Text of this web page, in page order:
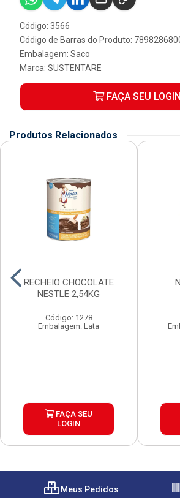
Código: 3566
Código de Barras do Produto:
Embalagem: Saco
Marca: SUSTENTARE
FAÇA SEU LOGIN
Produtos Relacionados
RECHEIO CHOCOLATE
NESTLE 2,54KG
Código: 1278
Embalagem: Lata
FAÇA SEU
LOGIN
Meus Pedidos